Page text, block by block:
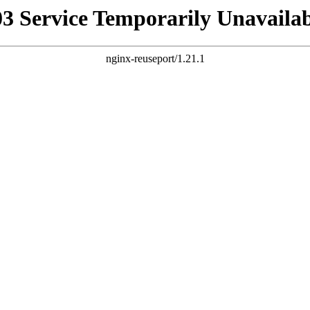
Service Temporarily
nginx-reuseport/1.21.1